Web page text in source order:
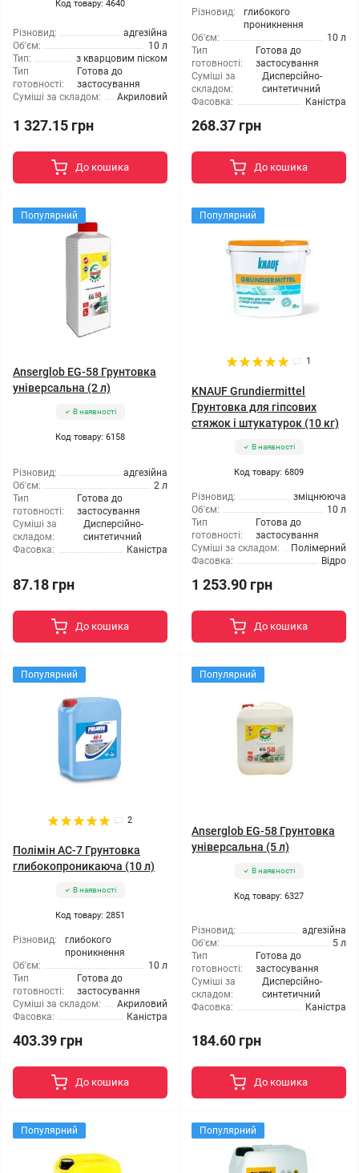
Код товару: 4640
Різновид:
адгезійна
Об'єм:
10 л
Тип:
з кварцовим піском
Тип
готовності:
Готова до
застосування
Суміші за складом:
Акриловий
1 327.15 грн
До кошика
Різновид:
глибокого
проникнення
Об'єм:
10 л
Тип
готовності:
Готова до
застосування
Суміші за
складом:
Дисперсійно-
синтетичний
Фасовка:
Каністра
268.37 грн
До кошика
Популярний
Anserglob EG-58 Грунтовка
універсальна (2 л)
В наявності
Код товару: 6158
Різновид:
адгезійна
Об'єм:
2 л
Тип
готовності:
Готова до
застосування
Суміші за
складом:
Дисперсійно-
синтетичний
Фасовка:
Каністра
87.18 грн
До кошика
Популярний
1
KNAUF Grundiermittel
Грунтовка для гіпсових
стяжок і штукатурок (10 кг)
В наявності
Код товару: 6809
Різновид:
зміцнююча
Об'єм:
10 л
Тип
готовності:
Готова до
застосування
Суміші за складом:
Полімерний
Фасовка:
Відро
1 253.90 грн
До кошика
Популярний
2
Полімін АС-7 Грунтовка
глибокопроникаюча (10 л)
В наявності
Код товару: 2851
Різновид:
глибокого
проникнення
Об'єм:
10 л
Тип
готовності:
Готова до
застосування
Суміші за складом:
Акриловий
Фасовка:
Каністра
403.39 грн
До кошика
Популярний
Anserglob EG-58 Грунтовка
універсальна (5 л)
В наявності
Код товару: 6327
Різновид:
адгезійна
Об'єм:
5 л
Тип
готовності:
Готова до
застосування
Суміші за
складом:
Дисперсійно-
синтетичний
Фасовка:
Каністра
184.60 грн
До кошика
Популярний Популярний